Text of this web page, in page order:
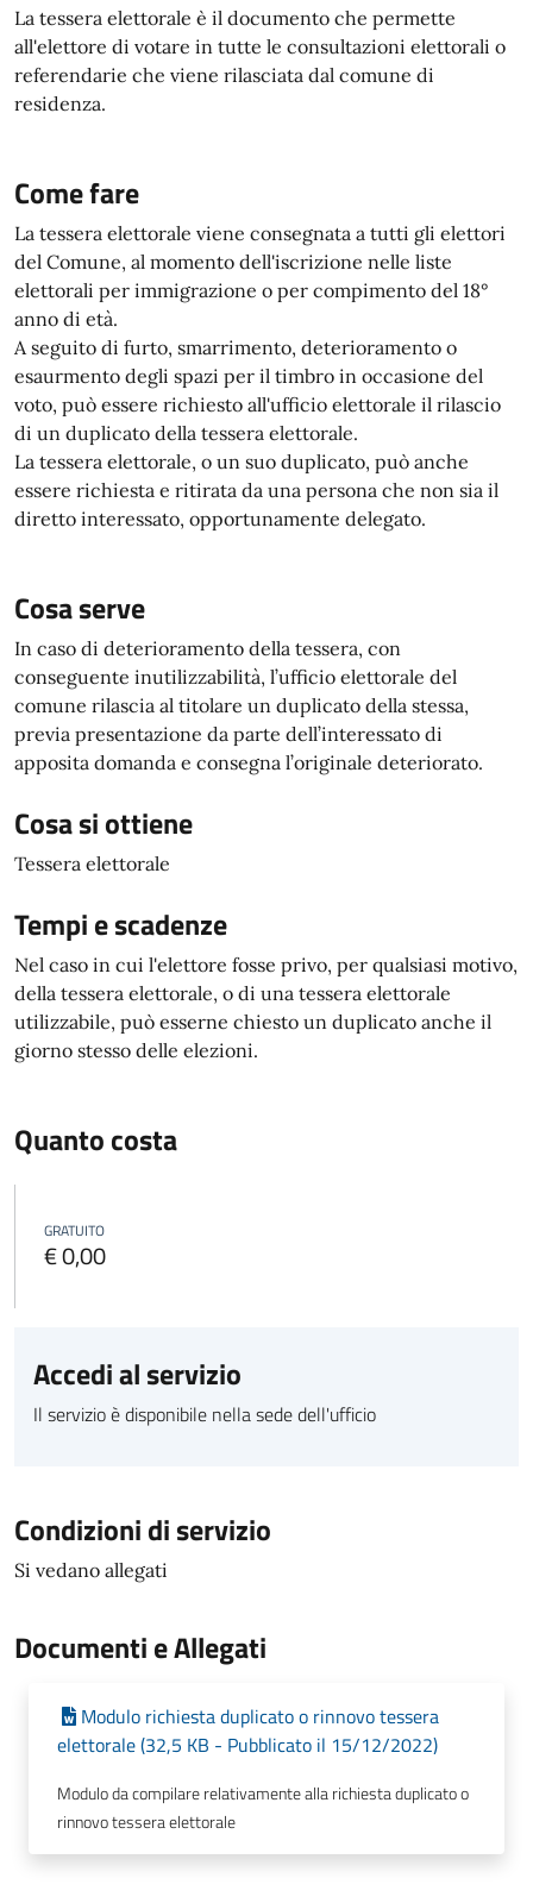
La tessera elettorale è il documento che permette
all'elettore di votare in tutte le consultazioni elettorali o
referendarie che viene rilasciata dal comune di
residenza.
Come fare
La tessera elettorale viene consegnata a tutti gli elettori
del Comune, al momento dell'iscrizione nelle liste
elettorali per immigrazione o per compimento del 18°
anno di età.
A seguito di furto, smarrimento, deterioramento o
esaurmento degli spazi per il timbro in occasione del
voto, può essere richiesto all'ufficio elettorale il rilascio
di un duplicato della tessera elettorale.
La tessera elettorale, o un suo duplicato, può anche
essere richiesta e ritirata da una persona che non sia il
diretto interessato, opportunamente delegato.
Cosa serve
In caso di deterioramento della tessera, con
conseguente inutilizzabilità, l’ufficio elettorale del
comune rilascia al titolare un duplicato della stessa,
previa presentazione da parte dell’interessato di
apposita domanda e consegna l’originale deteriorato.
Cosa si ottiene
Tessera elettorale
Tempi e scadenze
Nel caso in cui l'elettore fosse privo, per qualsiasi motivo,
della tessera elettorale, o di una tessera elettorale
utilizzabile, può esserne chiesto un duplicato anche il
giorno stesso delle elezioni.
Quanto costa
GRATUITO
€ 0,00
Accedi al servizio
Il servizio è disponibile nella sede dell'ufficio
Condizioni di servizio
Si vedano allegati
Documenti e Allegati
Modulo richiesta duplicato o rinnovo tessera
elettorale (32,5 KB - Pubblicato il 15/12/2022)
Modulo da compilare relativamente alla richiesta duplicato o
rinnovo tessera elettorale